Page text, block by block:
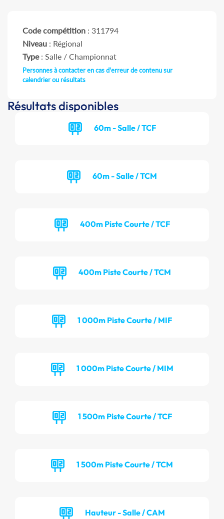
Code compétition : 311794
Niveau : Régional
Type: Salle / Championnat
Personnes à contacter en cas d'erreur de contenu sur
calendrier ou résultats
Résultats disponibles
60m - Salle / TCF
60m - Salle / TCM
400m Piste Courte / TCF
400m Piste Courte / TCM
1 000m Piste Courte / MIF
1 000m Piste Courte / MIM
1 500m Piste Courte / TCF
1 500m Piste Courte / TCM
Hauteur - Salle / CAM